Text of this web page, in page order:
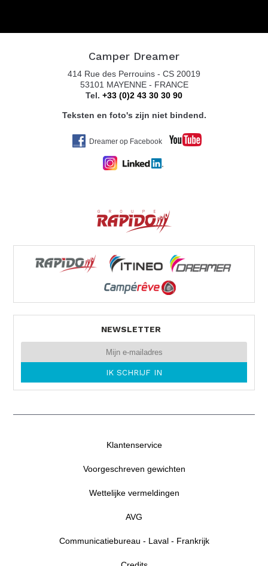
Camper Dreamer
414 Rue des Perrouins - CS 20019
53101 MAYENNE - FRANCE
Tel. +33 (0)2 43 30 30 90
Teksten en foto's zijn niet bindend.
Dreamer op Facebook
NEWSLETTER
Klantenservice
Voorgeschreven gewichten
Wettelijke vermeldingen
AVG
Communicatiebureau - Laval - Frankrijk